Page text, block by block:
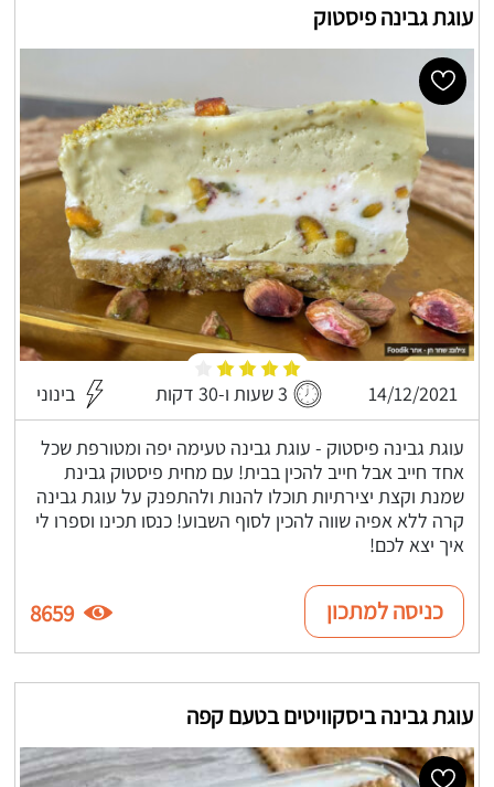
עוגת גבינה פיסטוק
14/12/2021 3 שעות ו-30 דקות בינוני
עוגת גבינה פיסטוק - עוגת גבינה טעימה יפה ומטורפת שכל
אחד חייב אבל חייב להכין בבית! עם מחית פיסטוק גבינת
שמנת וקצת יצירתיות תוכלו להנות ולהתפנק על עוגת גבינה
קרה ללא אפיה שווה להכין לסוף השבוע! כנסו תכינו וספרו לי
איך יצא לכם!
כניסה למתכון 8659
עוגת גבינה ביסקוויטים בטעם קפה